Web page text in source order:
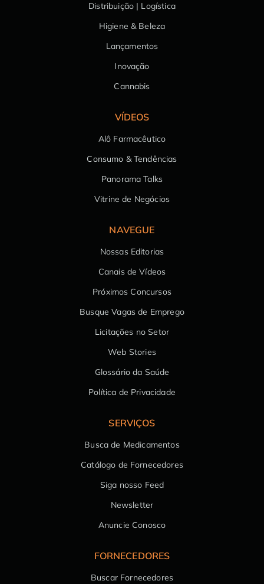
Distribuição | Logística
Higiene & Beleza
Lançamentos
Inovação
Cannabis
VÍDEOS
Alô Farmacêutico
Consumo & Tendências
Panorama Talks
Vitrine de Negócios
NAVEGUE
Nossas Editorias
Canais de Vídeos
Próximos Concursos
Busque Vagas de Emprego
Licitações no Setor
Web Stories
Glossário da Saúde
Política de Privacidade
SERVIÇOS
Busca de Medicamentos
Catálogo de Fornecedores
Siga nosso Feed
Newsletter
Anuncie Conosco
FORNECEDORES
Buscar Fornecedores